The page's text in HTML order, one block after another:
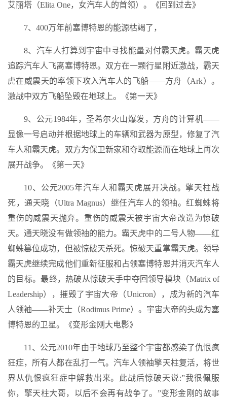
艾丽塔（Elita One，女汽车人的首领）。《回到过去》
7、400万年前塞博特恩的能源枯竭了，
8、汽车人打算到宇宙中寻找能量对付霸天虎。霸天虎
追踪汽车人飞离塞博特恩。双方在一颗行星附近激战，霸天
虎在威震天的率领下攻入汽车人的飞船——方舟（Ark）。
激战中双方飞船坠毁在地球上。《第一天》
9、公元1984年，圣希尔火山爆发，方舟的计算机——
显像一号启动并根据地球上的车辆和武器为原型，修复了汽
车人和霸天虎。双方为保卫新家和夺取能源而在地球上再次
展开战争。《第一天》
10、公元2005年汽车人和霸天虎展开决战。擎天柱战
死，通天晓（Ultra Magnus）继任汽车人的领袖。红蜘蛛将
重伤的威震天抛弃。重伤的威震天被宇宙大帝改造为惊破
天。通天晓没有做领袖的能力。霸天虎中的二号人物——红
蜘蛛篡位成功，但被惊破天杀死。惊破天重掌霸天虎。领导
霸天虎继续完成他们重新征服和占领塞博特恩并消灭汽车人
的目标。最终，热破从惊破天手中夺回领导模块（Matrix of
Leadership），摧毁了宇宙大帝（Unicron），成为新的汽车
人领袖——补天士（Rodimus Prime）。宇宙大帝的头成为塞
博特恩的卫星。《变形金刚大电影》
11、公元2010年由于地球乃至整个宇宙都感染了仇恨疯
狂症，所有人都在乱打一气。汽车人领袖擎天柱复活，将世
界从仇恨疯狂症中解救出来。此战后惊破天说:”我很佩服
你，擎天柱大哥，以后不会再有战争了。”变形金刚的故事